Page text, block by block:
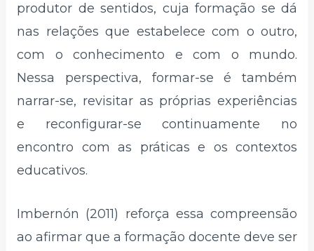
produtor de sentidos, cuja formação se dá
nas relações que estabelece com o outro,
com o conhecimento e com o mundo.
Nessa perspectiva, formar-se é também
narrar-se, revisitar as próprias experiências
e reconfigurar-se continuamente no
encontro com as práticas e os contextos
educativos.
Imbernón (2011) reforça essa compreensão
ao afirmar que a formação docente deve ser